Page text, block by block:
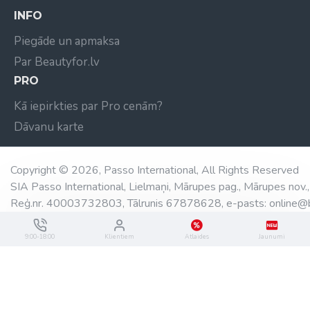
INFO
Piegāde un apmaksa
Par Beautyfor.lv
PRO
Kā iepirkties par Pro cenām?
Dāvanu karte
Copyright © 2026, Passo International, All Rights Reserved
SIA Passo International, Lielmaņi, Mārupes pag., Mārupes
Reģ.nr. 40003732803, Tālrunis 67878628, e-pasts:
9:00-18:00 Klientiem Atlaides Jaunumi